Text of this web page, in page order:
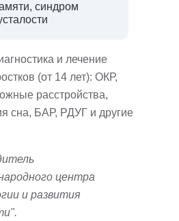
синдром
и лечение
(от 14 лет): ОКР,
расстройства,
сна, БАР, РДУГ и другие
центра
и развития